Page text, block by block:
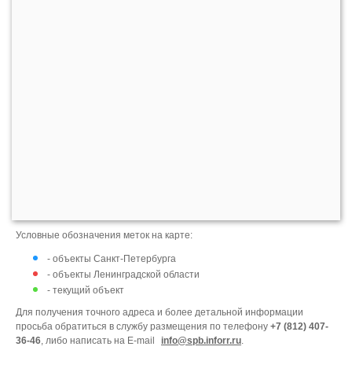
Условные обозначения меток на карте:
- объекты Санкт-Петербурга
- объекты Ленинградской области
- текущий объект
Для получения точного адреса и более детальной информации
просьба обратиться в службу размещения по телефону +7 (812) 407-
36-46, либо написать на E-mail info@spb.inforr.ru.